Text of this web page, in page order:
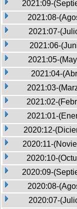
2021:09-
2021:08-
2021:07-
2021:06-
2021:05-
2021:04-
2021:03-
2021:02-
2021:01-
2020:12-
2020:11-
2020:10-
2020:09-
2020:08-
2020:07-